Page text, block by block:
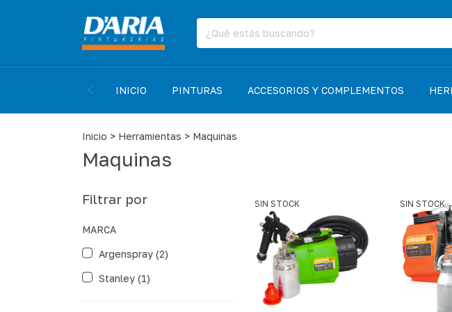
INICIO PINTURAS ACCESORIOS Y COMPLEMENTOS
Inicio > Herramientas > Maquinas
Maquinas
Filtrar por
MARCA
Argenspray (2)
Stanley (1)
SIN STOCK SIN STOCK